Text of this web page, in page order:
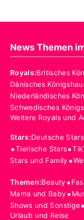
News Themen
Royals:Britisches
Dänisches
Niederländisches
Schwedisches
Weitere Royals und
Stars:Deutsche Stars
•Tierische Stars•
Stars und Family•
Themen:Beauty•
Mama und Baby•
Shows und Sonstige•
Urlaub und Reise